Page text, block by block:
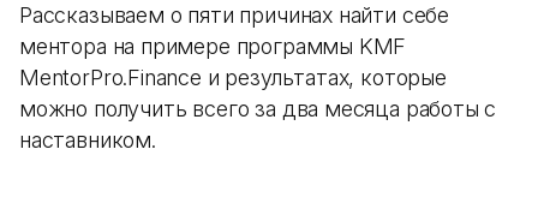
Рассказываем о пяти причинах найти себе
ментора на примере программы KMF
MentorPro.Finance и результатах, которые
можно получить всего за два месяца работы с
наставником.